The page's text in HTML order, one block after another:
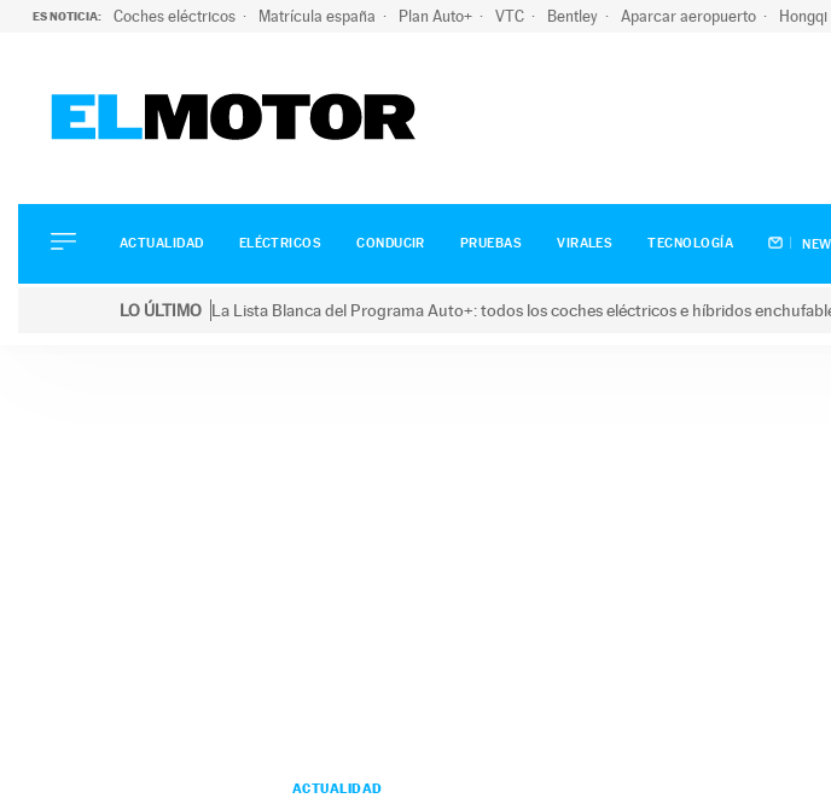
ES NOTICIA: Coches eléctricos Matrícula españa Plan Auto+ VTC Bentley Aparcar aeropuerto Hongqi
ELÉCTRICOS
CONDUCIR
ACTUALIDAD ELÉCTRICOS CONDUCIR PRUEBAS VIRALES TECNOLOGÍA
LO ÚLTIMO La Lista Blanca del Programa Auto+: todos los coches eléctricos e híbridos
ACTUALIDAD